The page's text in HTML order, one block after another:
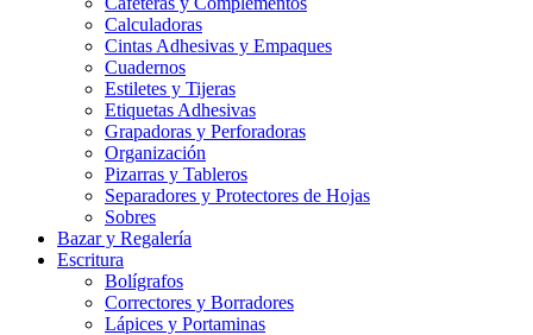
Calculadoras
Cintas Adhesivas y Empaques
Cuadernos
Estiletes y Tijeras
Etiquetas Adhesivas
Grapadoras y Perforadoras
Organización
Pizarras y Tableros
Separadores y Protectores de Hojas
Sobres
Bazar y Regalería
Escritura
Bolígrafos
Correctores y Borradores
Lápices y Portaminas